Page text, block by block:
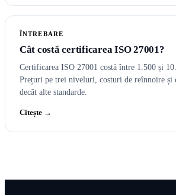
ÎNTREBARE
Cât costă certificarea ISO 27001?
Certificarea ISO 27001 costă între 1.500 și
Prețuri pe trei niveluri, costuri de reînnoire și
decât alte standarde.
Citește →